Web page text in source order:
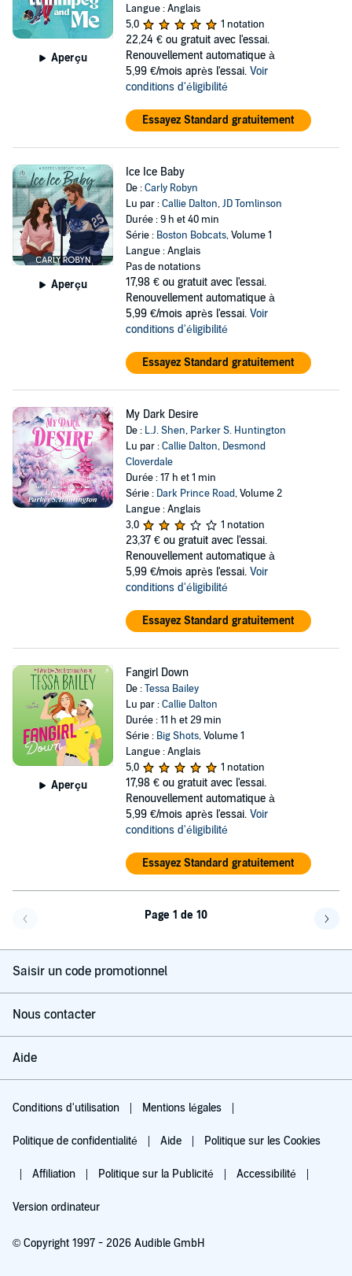
Aperçu
Langue : Anglais
5,0
1 notation
22,24 € ou gratuit avec l'essai.
Renouvellement automatique à
5,99 €/mois après l'essai. Voir
conditions d'éligibilité
Essayez Standard gratuitement
Aperçu
Ice Ice Baby
De :Carly Robyn
Lu par :Callie Dalton,JD Tomlinson
Durée : 9 h et 40 min
Série : Boston Bobcats, Volume 1
Langue : Anglais
Pas de notations
17,98 € ou gratuit avec l'essai.
Renouvellement automatique à
5,99 €/mois après l'essai. Voir
conditions d'éligibilité
Essayez Standard gratuitement
My Dark Desire
De : L.J. Shen, Parker S. Huntington
Lu par :Callie Dalton, Desmond
Cloverdale
Durée : 17 h et 1 min
Série : Dark Prince Road, Volume 2
Langue : Anglais
3,0
1 notation
23,37 € ou gratuit avec l'essai.
Renouvellement automatique à
5,99 €/mois après l'essai. Voir
conditions d'éligibilité
Essayez Standard gratuitement
Aperçu
Fangirl Down
De :Tessa Bailey
Lu par :Callie Dalton
Durée : 11 h et 29 min
Série : Big Shots, Volume 1
Langue : Anglais
5,0
1 notation
17,98 € ou gratuit avec l'essai.
Renouvellement automatique à
5,99 €/mois après l'essai. Voir
conditions d'éligibilité
Essayez Standard gratuitement
Page 1 de 10
Saisir un code promotionnel
Nous contacter
Aide
Conditions d'utilisation Mentions légales
Politique de confidentialité Aide Politique sur les Cookies
Affiliation Politique sur la Publicité Accessibilité
Version ordinateur
© Copyright 1997 - 2026 Audible GmbH